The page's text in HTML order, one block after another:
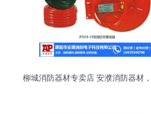
柳城消防器材专卖店 安濮消防器材